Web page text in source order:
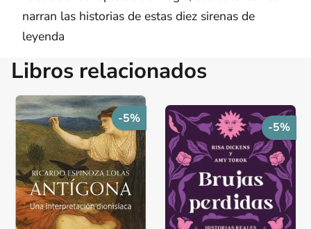
narran las historias de estas diez sirenas de
leyenda
Libros relacionados
-5%
-5%